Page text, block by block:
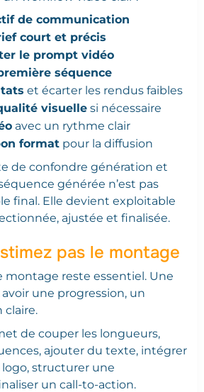
de communication
court et précis
le prompt vidéo
séquence
et écarter les rendus faibles
visuelle si nécessaire
avec un rythme clair
format pour la diffusion
de confondre génération et
générée n’est pas
final. Elle devient exploitable
ajustée et finalisée.
pas le montage
montage reste essentiel. Une
une progression, un
claire.
de couper les longueurs,
ajouter du texte, intégrer
structurer une
un call-to-action.